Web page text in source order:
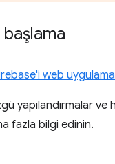
web
yapılandırmalar
fazla bilgi edinin.